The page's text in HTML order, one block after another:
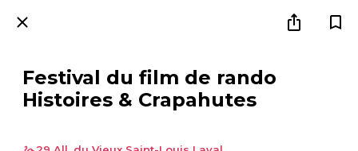
Festival du film de rando
Histoires & Crapahutes